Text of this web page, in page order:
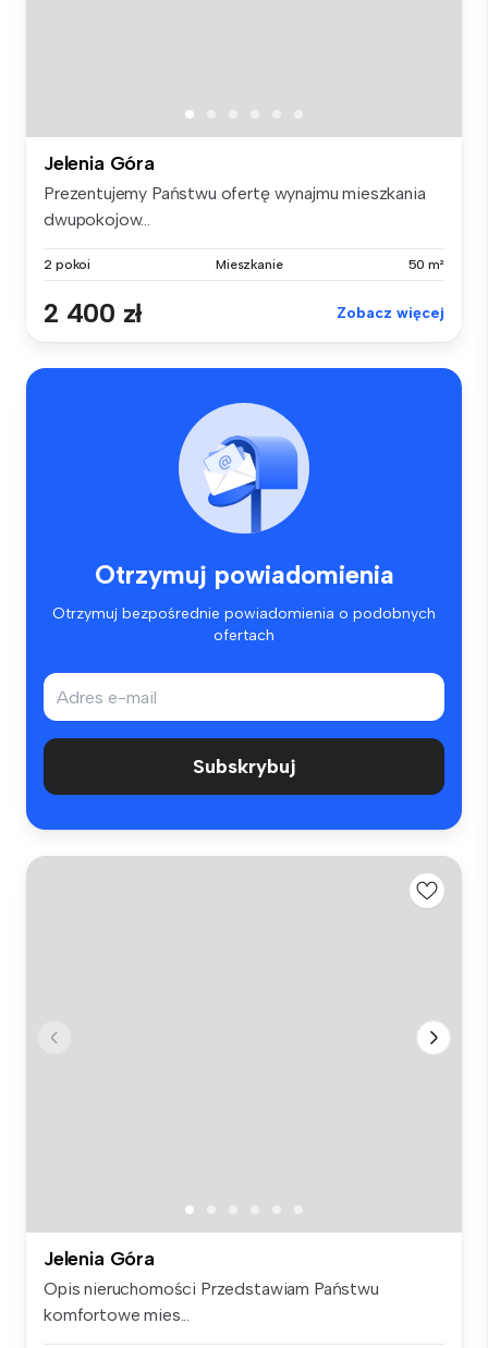
Jelenia Góra
Prezentujemy Państwu ofertę wynajmu mieszkania
dwupokojow...
2 pokoi Mieszkanie 50 m²
2 400 zł Zobacz więcej
Otrzymuj powiadomienia
Otrzymuj bezpośrednie powiadomienia o podobnych
ofertach
Subskrybuj
Jelenia Góra
Opis nieruchomości Przedstawiam Państwu
komfortowe mies...